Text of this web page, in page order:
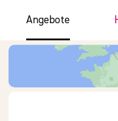
Angebote